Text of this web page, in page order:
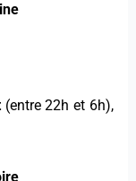
(entre 22h et 6h),